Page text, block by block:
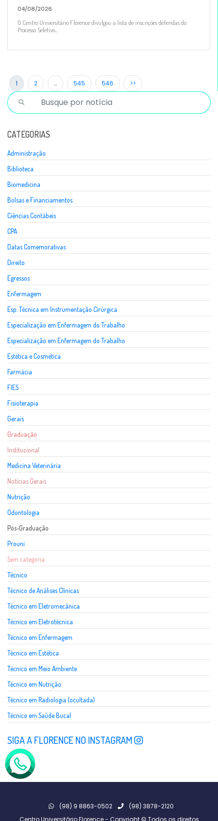
04/08/2026
O Centro Universitário Florence divulgou a lista de inscrições deferidas do
Processo Seletivo...
1 2 … 545 546 >>
CATEGORIAS
Administração
Biblioteca
Biomedicina
Bolsas e Financiamentos
Ciências Contábeis
CPA
Datas Comemorativas
Direito
Egressos
Enfermagem
Esp. Técnica em Instrumentação Cirúrgica
Especialização em Enfermagem do Trabalho
Especialização em Enfermagem do Trabalho
Estética e Cosmética
Farmácia
FIES
Fisioterapia
Gerais
Graduação
Institucional
Medicina Veterinária
Notícias Gerais
Nutrição
Odontologia
Pós-Graduação
Prouni
Sem categoria
Técnico
Técnico de Análises Clínicas
Técnico em Eletromecânica
Técnico em Eletrotécnica
Técnico em Enfermagem
Técnico em Estética
Técnico em Meio Ambiente
Técnico em Nutrição
Técnico em Radiologia (ocultada)
Técnico em Saúde Bucal
SIGA A FLORENCE NO INSTAGRAM
(98) 9 8863-0502
(98) 3878-2120
Centro Universitário Florence - Copyright © Todos os direitos